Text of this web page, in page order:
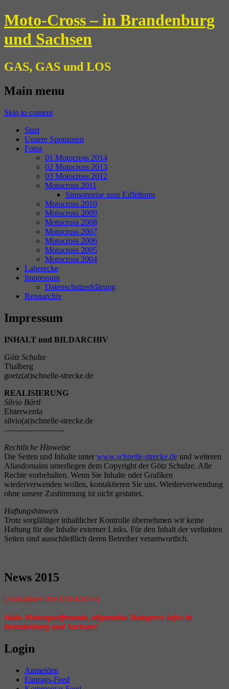
Moto-Cross – in Brandenburg
und Sachsen
GAS, GAS und LOS
Main menu
Skip to content
Start
Unsere Sponsoren
Fotos
01 Motocross 2014
02 Motocross 2013
03 Motocross 2012
Motocross 2011
Simsonreise zum Eiffelturm
Motocross 2010
Motocross 2009
Motocross 2008
Motocross 2007
Motocross 2006
Motocross 2005
Motocross 2004
Laberecke
Impressum
Datenschutzerklärung
Rennarchiv
Impressum
INHALT und BILDARCHIV
Götz Schulze
Thalberg
goetz(at)schnelle-strecke.de
REALISIERUNG
Silvio Bärtl
Elsterwerda
silvio(at)schnelle-strecke.de
———————-
Rechtliche Hinweise
Die Seiten und Inhalte unter www.schnelle-strecke.de und weiteren
Aliasdomains unterliegen dem Copyright der Götz Schulze. Alle
Rechte vorbehalten. Wenn Sie Inhalte oder Grafiken
wiederverwenden wollen, kontaktieren Sie uns. Wiederverwendung
ohne unsere Zustimmung ist nicht gestattet.
Haftungshinweis
Trotz sorgfältiger inhaltlicher Kontrolle übernehmen wir keine
Haftung für die Inhalte externer Links. Für den Inhalt der verlinkten
Seiten sind ausschließlich deren Betreiber verantwortlich.
News 2015
(Aktualisiert den 03/04/2016)
Hallo Motorsportfreunde, allgemeine Motogross Infos in
Brandenburg und Sachsen!
Login
Anmelden
Eintrags-Feed